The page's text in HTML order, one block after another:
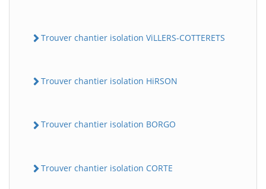
Trouver chantier isolation ViLLERS-COTTERETS
Trouver chantier isolation HiRSON
Trouver chantier isolation BORGO
Trouver chantier isolation CORTE